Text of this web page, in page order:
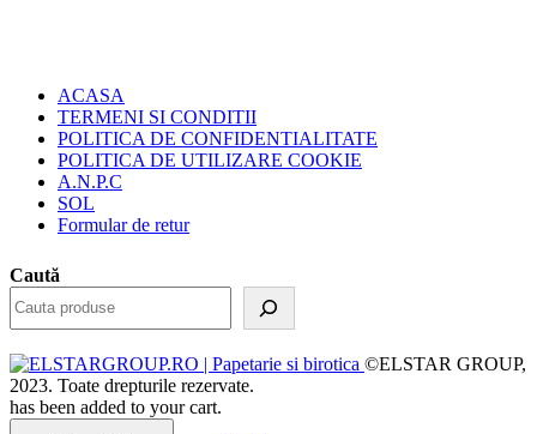
ACASA
TERMENI SI CONDITII
POLITICA DE CONFIDENTIALITATE
POLITICA DE UTILIZARE COOKIE
A.N.P.C
SOL
Formular de retur
Caută
©ELSTAR GROUP,
2023. Toate drepturile rezervate.
has been added to your cart.